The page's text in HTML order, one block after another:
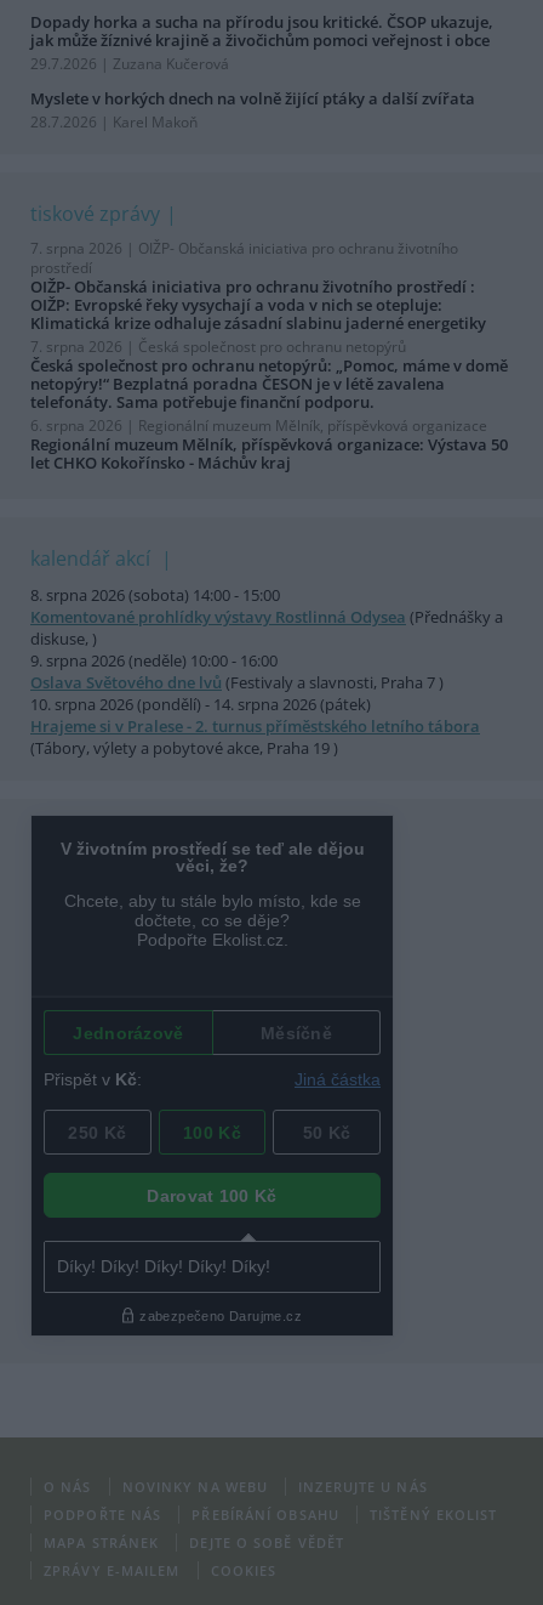
Dopady horka a sucha na přírodu jsou kritické. ČSOP ukazuje,
jak může žíznivé krajině a živočichům pomoci veřejnost i obce
29.7.2026 | Zuzana Kučerová
Myslete v horkých dnech na volně žijící ptáky a další zvířata
28.7.2026 | Karel Makoň
tiskové zprávy
7. srpna 2026 | OIŽP- Občanská iniciativa pro ochranu životního
prostředí
OIŽP- Občanská iniciativa pro ochranu životního prostředí :
OIŽP: Evropské řeky vysychají a voda v nich se otepluje:
Klimatická krize odhaluje zásadní slabinu jaderné energetiky
7. srpna 2026 | Česká společnost pro ochranu netopýrů
Česká společnost pro ochranu netopýrů: „Pomoc, máme v domě
netopýry!“ Bezplatná poradna ČESON je v létě zavalena
telefonáty. Sama potřebuje finanční podporu.
6. srpna 2026 | Regionální muzeum Mělník, příspěvková organizace
Regionální muzeum Mělník, příspěvková organizace: Výstava 50
let CHKO Kokořínsko - Máchův kraj
kalendář akcí
8. srpna 2026 (sobota) 14:00 - 15:00
Komentované prohlídky výstavy Rostlinná Odysea (Přednášky a
diskuse, )
9. srpna 2026 (neděle) 10:00 - 16:00
Oslava Světového dne lvů (Festivaly a slavnosti, Praha 7 )
10. srpna 2026 (pondělí) - 14. srpna 2026 (pátek)
Hrajeme si v Pralese - 2. turnus příměstského letního tábora
(Tábory, výlety a pobytové akce, Praha 19 )
O NÁS NOVINKY NA WEBU
INZERUJTE U NÁS
PODPOŘTE NÁS
PŘEBÍRÁNÍ OBSAHU
TIŠTĚNÝ EKOLIST
MAPA STRÁNEK
DEJTE O SOBĚ VĚDĚT
ZPRÁVY E-MAILEM
COOKIES